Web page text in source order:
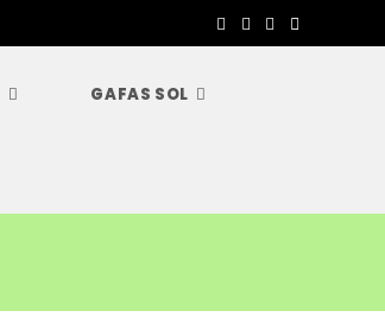
GAFAS SOL